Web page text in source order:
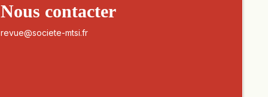
Nous contacter
revue@societe-mtsi.fr